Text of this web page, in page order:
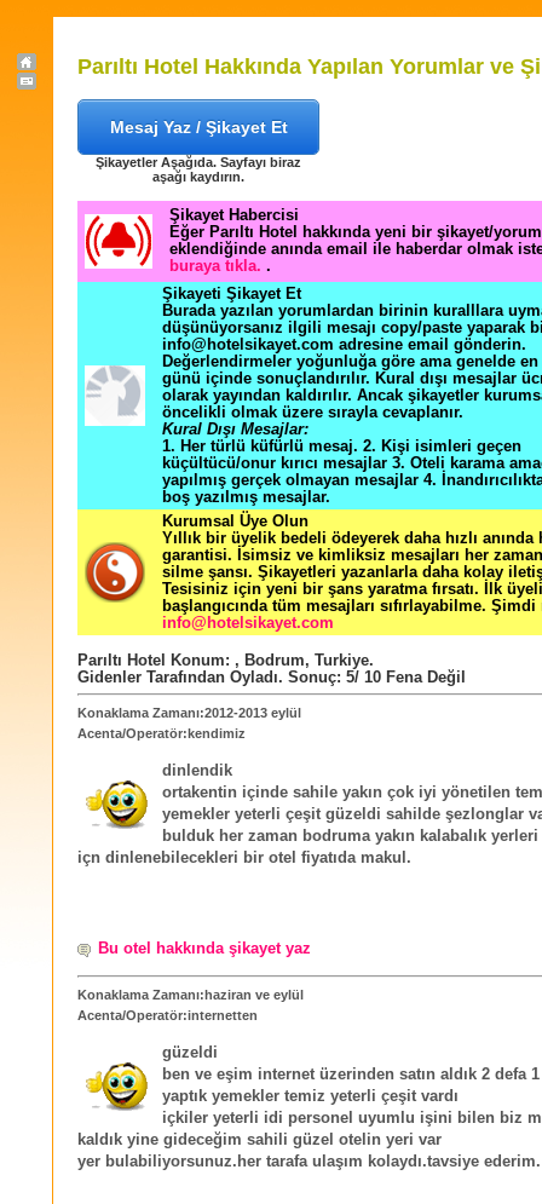
Parıltı Hotel Hakkında Yapılan Yorumlar ve
Mesaj Yaz / Şikayet Et
Şikayetler Aşağıda. Sayfayı biraz
aşağı kaydırın.
Şikayet Habercisi
Eğer Parıltı Hotel hakkında yeni bir şikayet/yorum
eklendiğinde anında email ile haberdar olmak
buraya tıkla. .
Şikayeti Şikayet Et
Burada yazılan yorumlardan birinin kuralllara
düşünüyorsanız ilgili mesajı copy/paste yaparak
info@hotelsikayet.com adresine email gönderin.
Değerlendirmeler yoğunluğa göre ama genelde
günü içinde sonuçlandırılır. Kural dışı mesajlar
olarak yayından kaldırılır. Ancak şikayetler
öncelikli olmak üzere sırayla cevaplanır.
Kural Dışı Mesajlar:
1. Her türlü küfürlü mesaj. 2. Kişi isimleri geçen
küçültücü/onur kırıcı mesajlar 3. Oteli karama
yapılmış gerçek olmayan mesajlar 4.
boş yazılmış mesajlar.
Kurumsal Üye Olun
Yıllık bir üyelik bedeli ödeyerek daha hızlı
garantisi. İsimsiz ve kimliksiz mesajları her zaman
silme şansı. Şikayetleri yazanlarla daha kolay
Tesisiniz için yeni bir şans yaratma fırsatı. İlk
başlangıcında tüm mesajları sıfırlayabilme. Şimdi
info@hotelsikayet.com
Parıltı Hotel Konum: , Bodrum, Turkiye.
Gidenler Tarafından Oyladı. Sonuç: 5/ 10 Fena Değil
Konaklama Zamanı:2012-2013 eylül
Acenta/Operatör:kendimiz
dinlendik
ortakentin içinde sahile yakın çok iyi yönetilen
yemekler yeterli çeşit güzeldi sahilde şezlonglar
bulduk her zaman bodruma yakın kalabalık
içn dinlenebilecekleri bir otel fiyatıda makul.
Bu otel hakkında şikayet yaz
Konaklama Zamanı:haziran ve eylül
Acenta/Operatör:internetten
güzeldi
ben ve eşim internet üzerinden satın aldık 2 defa
yaptık yemekler temiz yeterli çeşit vardı
içkiler yeterli idi personel uyumlu işini bilen biz
kaldık yine gideceğim sahili güzel otelin yeri var
yer bulabiliyorsunuz.her tarafa ulaşım kolaydı.tavsiye ederim.